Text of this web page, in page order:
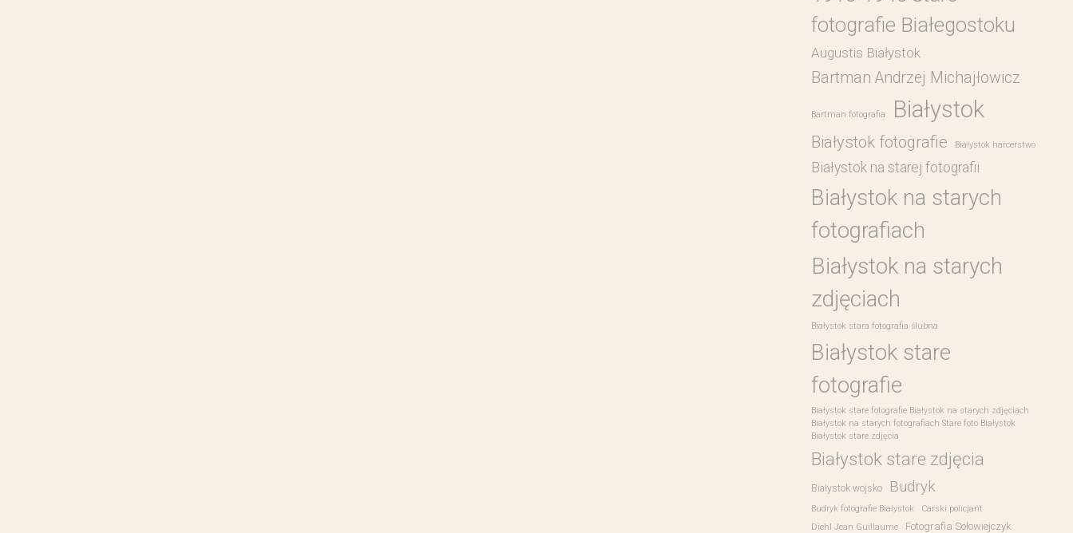
fotografie Białegostoku
Augustis Białystok
Bartman Andrzej Michajłowicz
Bartman fotografia Białystok
Białystok fotografie Białystok harcerstwo
Białystok na starej fotografii
Białystok na starych
fotografiach
Białystok na starych
zdjęciach
Białystok stara fotografia ślubna
Białystok stare
fotografie
Białystok stare fotografie Białystok na starych zdjęciach
Białystok na starych fotografiach Stare foto Białystok
Białystok stare zdjęcia
Białystok stare zdjęcia
Białystok wojsko Budryk
Budryk fotografie Białystok
Carski policjant
Diehl Jean Guillaume
Fotografia Sołowiejczyk